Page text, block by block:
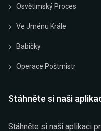
Osvětimský Proces
Ve Jménu Krále
Babičky
Operace Poštmistr
Stáhněte si naši
Stáhněte si naši aplikaci